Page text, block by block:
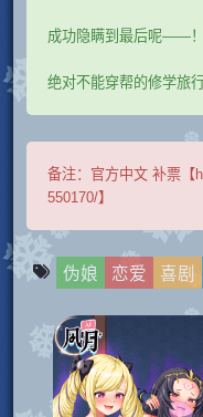
成功隐瞒到最后呢——！
绝对不能穿帮的修学旅
备注： 官方中文 补票【
550170/】
伪娘 恋爱 喜剧